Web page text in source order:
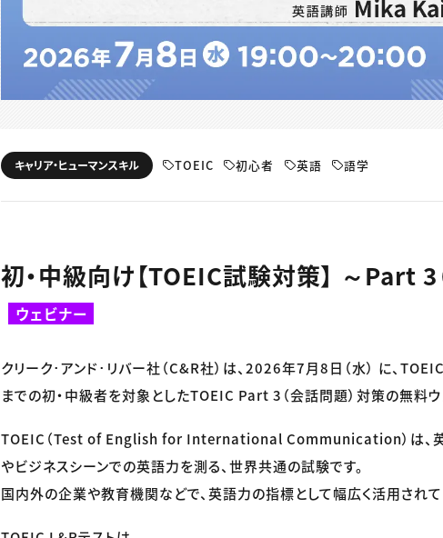
キャリア・ヒューマンスキル TOEIC 初心者 英語 語学
初・中級向け【TOEIC試験対策】 ～Part 3
ウェビナー
クリーク･アンド･リバー社（C&R社）は、2026年7月8日（水） に、
までの初・中級者を対象としたTOEIC Part 3（会話問題）対策の無料ウ
TOEIC（Test of English for International Communication）は、英
やビジネスシーンでの英語力を測る、世界共通の試験です。
国内外の企業や教育機関などで、英語力の指標として幅広く活用されて